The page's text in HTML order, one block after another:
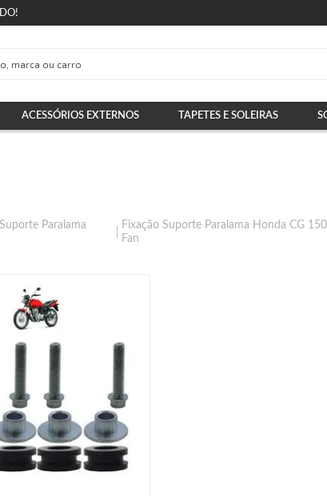
ACESSÓRIOS EXTERNOS TAPETES E SOLEIRAS
Paralama
Fixação Suporte Paralama Honda CG 150
Fan